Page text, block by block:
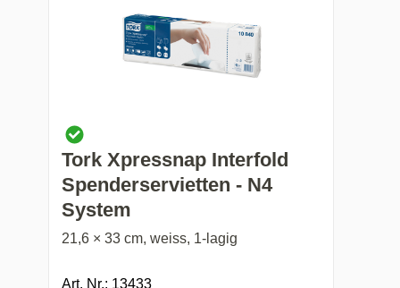
Tork Xpressnap Interfold
Spenderservietten - N4
System
21,6 × 33 cm, weiss, 1-lagig
Art. Nr.: 13433